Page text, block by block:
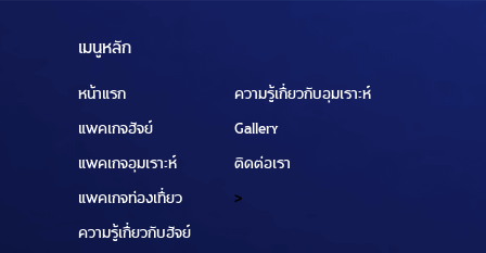
เมนูหลัก
หน้าแรก
แพคเกจฮัจย์
แพคเกจอุมเราะห์
แพคเกจท่องเที่ยว
ความรู้เกี่ยวกับฮัจย์
ความรู้เกี่ยวกับอุมเราะห์
Gallery
ติดต่อเรา
>